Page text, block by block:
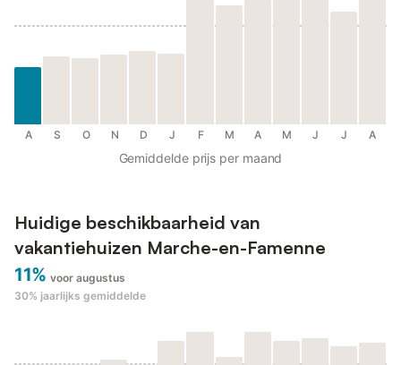
A S O N D J F M A M J J A
Gemiddelde prijs per maand
Huidige beschikbaarheid van
vakantiehuizen Marche-en-Famenne
11% voor augustus
30% jaarlijks gemiddelde